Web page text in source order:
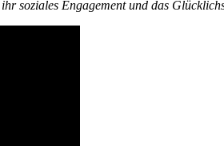
soziales Engagement und das